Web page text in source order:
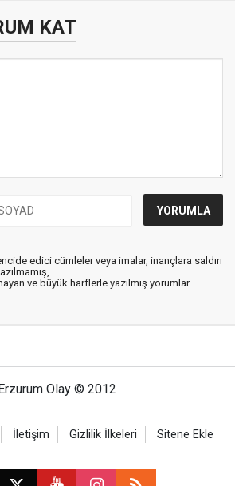
KAT
edici cümleler veya imalar, inançlara saldırı
ve büyük harflerle yazılmış yorumlar
Olay © 2012
İletişim Gizlilik İlkeleri Sitene Ekle